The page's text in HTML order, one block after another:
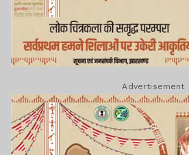
Advertisement